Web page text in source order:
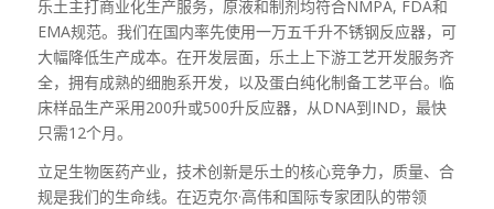
乐土主打商业化生产服务，原液和制剂均符合NMPA, FDA和
EMA规范。我们在国内率先使用一万五千升不锈钢反应器，可
大幅降低生产成本。在开发层面，乐土上下游工艺开发服务齐
全，拥有成熟的细胞系开发，以及蛋白纯化制备工艺平台。临
床样品生产采用200升或500升反应器，从DNA到IND，最快
只需12个月。
立足生物医药产业，技术创新是乐土的核心竞争力，质量、合
规是我们的生命线。在迈克尔·高伟和国际专家团队的带领